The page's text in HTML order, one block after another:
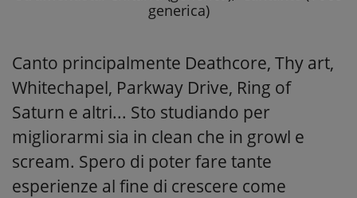
generica)
Canto principalmente Deathcore, Thy art,
Whitechapel, Parkway Drive, Ring of
Saturn e altri... Sto studiando per
migliorarmi sia in clean che in growl e
scream. Spero di poter fare tante
esperienze al fine di crescere come